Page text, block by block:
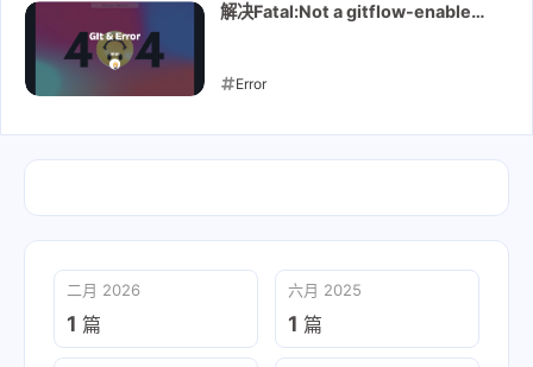
解决Fatal:Not a gitflow-enabled
Error
二月 2026
1 篇
六月 2025
1 篇